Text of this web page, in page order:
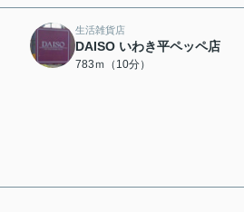
生活雑貨店
DAISO いわき平ペッペ店
783ｍ（10分）